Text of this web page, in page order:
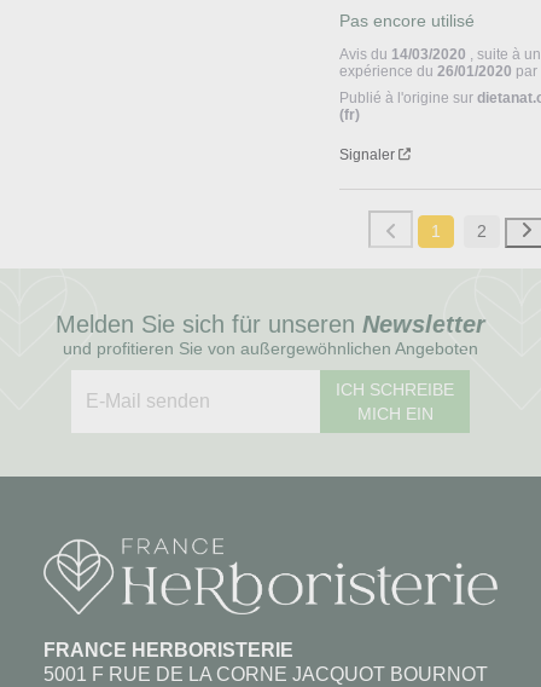
Pas encore utilisé
Avis du 14/03/2020 , suite à
expérience du26/01/2020 par
Publié à l'origine sur
(fr)
Signaler
1 2
Melden Sie sich für unseren Newsletter
und profitieren Sie von außergewöhnlichen Angeboten
ICH SCHREIBE
MICH EIN
FRANCE HERBORISTERIE
5001 F RUE DE LA CORNE JACQUOT BOURNOT